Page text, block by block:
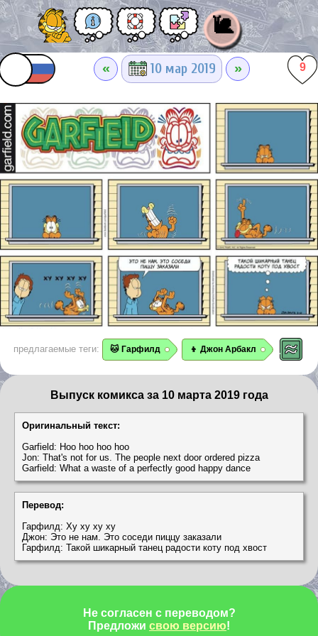
🐌
« 10 мар 2019 » 9
предлагаемые теги: 🐱 Гарфилд 👦 Джон Арбакл
Выпуск комикса за 10 марта 2019 года
Оригинальный текст:
Garfield: Hoo hoo hoo hoo
Jon: That's not for us. The people next door ordered pizza
Garfield: What a waste of a perfectly good happy dance
Перевод:
Гарфилд: Ху ху ху ху
Джон: Это не нам. Это соседи пиццу заказали
Гарфилд: Такой шикарный танец радости коту под хвост
Не согласен с переводом?
Предложи свою версию!